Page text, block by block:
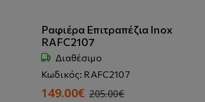
Ραφιέρα Επιτραπέζια Inox
RAFC2107
Διαθέσιμο
Κωδικός: RAFC2107
149.00€ 205.00€